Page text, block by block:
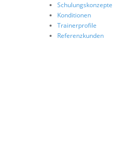
Schulungskonzepte
Konditionen
Trainerprofile
Referenzkunden